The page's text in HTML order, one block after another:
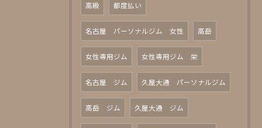
高級 都度払い
名古屋 パーソナルジム 女性 高岳
女性専用ジム 女性専用ジム 栄
名古屋 ジム 久屋大通 パーソナルジム
高岳 ジム 久屋大通 ジム